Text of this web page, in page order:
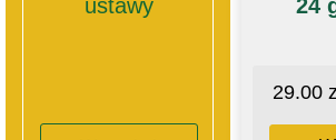
ustawy
24
29.00